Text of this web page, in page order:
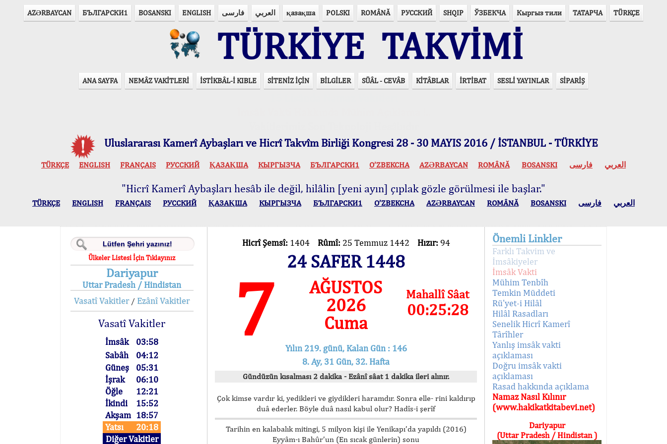
AZӘRBAYCAN БЪЛГАРСКИ1 BOSANSKI ENGLISH فارسی العربي қазақша POLSKI ROMÂNĂ РУССКИЙ SHQIP ЎЗБЕКЧА Кыргыз тили ТАТАРЧА TÜRKÇE
TÜRKİYE TAKVİMİ
ANA SAYFA NEMÂZ VAKİTLERİ İSTİKBÂL-İ KIBLE SİTENİZ İÇİN BİLGİLER SÜÂL - CEVÂB KİTÂBLAR İRTİBAT SESLİ YAYINLAR SİPARİŞ
Uluslararası Kamerî Aybaşları ve Hicrî Takvîm Birliği Kongresi 28 - 30 MAYIS 2016 / İSTANBUL - TÜRKİYE
TÜRKÇE ENGLISH FRANÇAIS РУССКИЙ ҚАЗАҚША КЫPГЫЗЧA БЪЛГАРСКИ1 O’ZBEKCHA AZӘRBAYCAN ROMÂNĂ BOSANSKI العربي فارسی
"Hicrî Kamerî Aybaşları hesâb ile değil, hilâlin [yeni ayın] çıplak gözle görülmesi ile başlar."
TÜRKÇE ENGLISH FRANÇAIS РУССКИЙ ҚАЗАҚША КЫPГЫЗЧA БЪЛГАРСКИ1 O’ZBEKCHA AZӘRBAYCAN ROMÂNĂ BOSANSKI العربي فارسی
Ülkeler Listesi İçin Tıklayınız
Dariyapur
Uttar Pradesh / Hindistan
Vasatî Vakitler/ Ezânî Vakitler
Vasatî Vakitler
İmsâk
03:58
Sabâh
04:12
Güneş
05:31
İşrak
06:10
Öğle
12:21
İkindi
15:52
Akşam 18:57
Yatsı
20:18
Diğer Vakitler
Hicrî Şemsî: 1404 Rûmî: 25 Temmuz 1442 Hızır: 94
24 SAFER 1448
7
AĞUSTOS
2026
Cuma
Mahallî Sâat
00:25:28
Yılın 219. günü, Kalan Gün : 146
8. Ay, 31 Gün, 32. Hafta
Gündüzün kısalması 2 dakika - Ezânî sâat 1 dakika ileri alınır.
Çok kimse vardır ki, yedikleri ve giydikleri haramdır. Sonra elle- rini kaldırıp
duâ ederler. Böyle duâ nasıl kabul olur? Hadîs-i şerîf
Tarihin en kalabalık mitingi, 5 milyon kişi ile Yenikapı’da yapıldı (2016)
Eyyâm-ı Bahûr’un (En sıcak günlerin) sonu
Önemli Linkler
Farklı Takvim ve
İmsâkiyeler
İmsâk Vakti
Mühim Tenbîh
Temkin Müddeti
Rü'yet-i Hilâl
Hilâl Rasadları
Senelik Hicrî Kamerî
Târîhler
Yanlış imsâk vakti
açıklaması
Doğru imsâk vakti
açıklaması
Rasad hakkında açıklama
Namaz Nasıl Kılınır
(www.hakikatkitabevi.net)
Dariyapur
(Uttar Pradesh / Hindistan )